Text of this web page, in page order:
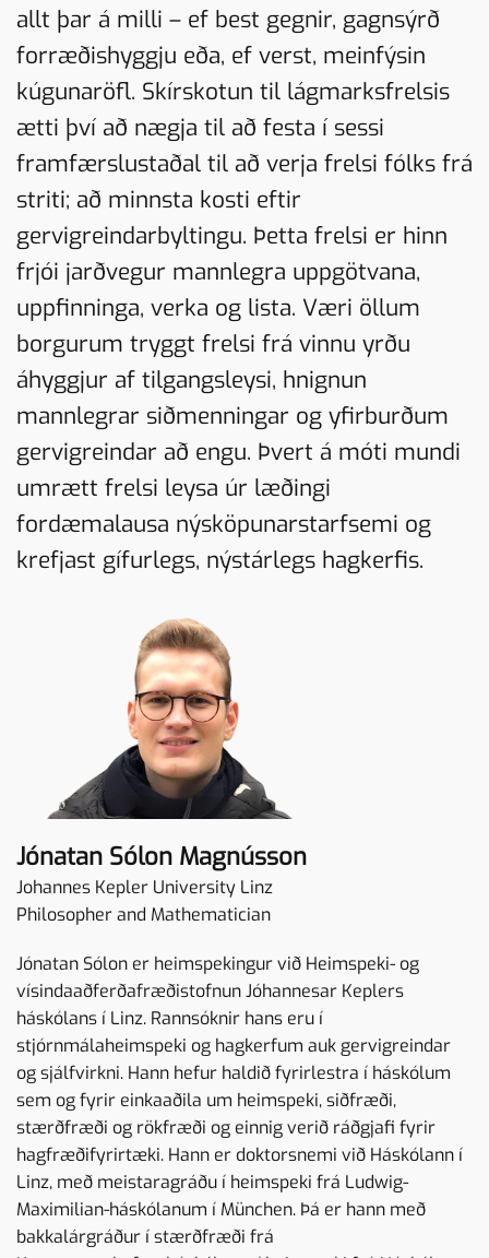
allt þar á milli – ef best gegnir, gagnsýrð
forræðishyggju eða, ef verst, meinfýsin
kúgunaröfl. Skírskotun til lágmarksfrelsis
ætti því að nægja til að festa í sessi
framfærslustaðal til að verja frelsi fólks frá
striti; að minnsta kosti eftir
gervigreindarbyltingu. Þetta frelsi er hinn
frjói jarðvegur mannlegra uppgötvana,
uppfinninga, verka og lista. Væri öllum
borgurum tryggt frelsi frá vinnu yrðu
áhyggjur af tilgangsleysi, hnignun
mannlegrar siðmenningar og yfirburðum
gervigreindar að engu. Þvert á móti mundi
umrætt frelsi leysa úr læðingi
fordæmalausa nýsköpunarstarfsemi og
krefjast gífurlegs, nýstárlegs hagkerfis.
Jónatan Sólon Magnússon
Johannes Kepler University Linz
Philosopher and Mathematician
Jónatan Sólon er heimspekingur við Heimspeki- og
vísindaaðferðafræðistofnun Jóhannesar Keplers
háskólans í Linz. Rannsóknir hans eru í
stjórnmálaheimspeki og hagkerfum auk gervigreindar
og sjálfvirkni. Hann hefur haldið fyrirlestra í háskólum
sem og fyrir einkaaðila um heimspeki, siðfræði,
stærðfræði og rökfræði og einnig verið ráðgjafi fyrir
hagfræðifyrirtæki. Hann er doktorsnemi við Háskólann í
Linz, með meistaragráðu í heimspeki frá Ludwig-
Maximilian-háskólanum í München. Þá er hann með
bakkalárgráður í stærðfræði frá